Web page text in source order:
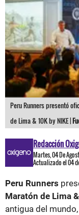
Peru Runners presentó
de Lima & 10K by NIKE |
Redacción
Martes, 04 De
Actualizado el 04
Peru Runners
Maratón de Lima
antigua del